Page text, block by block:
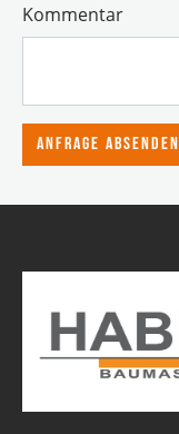
Kommentar
Anfrage absenden